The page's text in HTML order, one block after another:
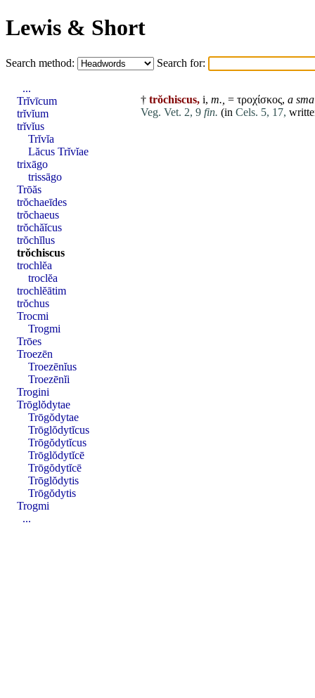
Lewis & Short
Search method: Search for:
† trŏchiscus, i, m., = τροχίσκος, a
Veg. Vet. 2, 9 fin. (in Cels. 5, 17,
...
Trĭvīcum
trĭvĭum
trĭvĭus
Trĭvĭa
Lăcus Trĭvĭae
trixāgo
trissāgo
Trōăs
trŏchaeīdes
trŏchaeus
trŏchăĭcus
trŏchĭlus
trŏchiscus
trochlĕa
troclĕa
trochlĕātim
trŏchus
Trocmi
Trogmi
Trōes
Troezēn
Troezēnĭus
Troezēnĭi
Trogini
Trōglŏdytae
Trōgŏdytae
Trōglŏdytĭcus
Trōgŏdytĭcus
Trōglŏdytĭcē
Trōgŏdytĭcē
Trōglŏdytis
Trōgŏdytis
Trogmi
...